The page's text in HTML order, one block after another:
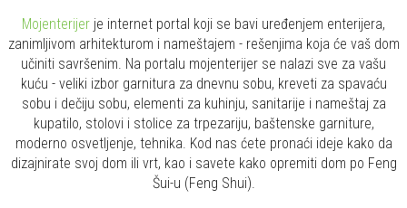
Mojenterijer je internet portal koji se bavi uređenjem enterijera,
zanimljivom arhitekturom i nameštajem - rešenjima koja će vaš dom
učiniti savršenim. Na portalu mojenterijer se nalazi sve za vašu
kuću - veliki izbor garnitura za dnevnu sobu, kreveti za spavaću
sobu i dečiju sobu, elementi za kuhinju, sanitarije i nameštaj za
kupatilo, stolovi i stolice za trpezariju, baštenske garniture,
moderno osvetljenje, tehnika. Kod nas ćete pronaći ideje kako da
dizajnirate svoj dom ili vrt, kao i savete kako opremiti dom po Feng
Šui-u (Feng Shui).